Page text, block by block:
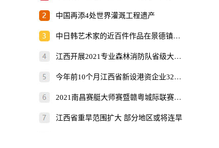
中国再添4处世界灌溉工程遗产
中日韩艺术家的近百件作品在景德镇展出
江西开展2021专业森林消防队省级大比武
今年前10个月江西省新设港资企业325家
2021南昌赛艇大师赛暨赣粤城际联赛开赛
江西省重旱范围扩大 部分地区或将连旱